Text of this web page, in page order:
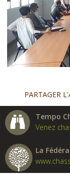
PARTAGER
Tempo
Venez
La